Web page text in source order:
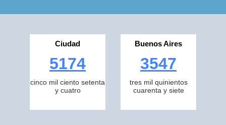
Ciudad
5174
cinco mil ciento setenta
y cuatro
Buenos Aires
3547
tres mil quinientos
cuarenta y siete